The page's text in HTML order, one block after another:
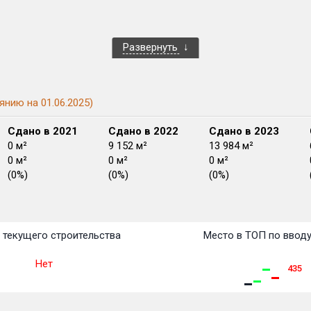
Развернуть
на 01.06.2025)
Сдано в 2021
0 м²
0 м²
(0%)
Сдано в 2022
9 152 м²
0 м²
(0%)
Сдано в 2023
13 984 м²
0 м²
(0%)
строительства
Нет
Место в ТОП по
435